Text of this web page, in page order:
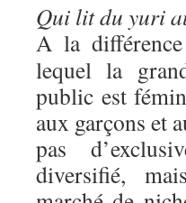
Qui lit du yuri
A la
lequel la
public est
aux garçons et
pas
diversifié,